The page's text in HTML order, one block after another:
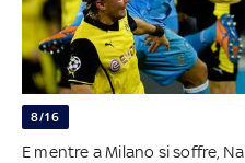
8/16
E mentre a Milano si soffre,